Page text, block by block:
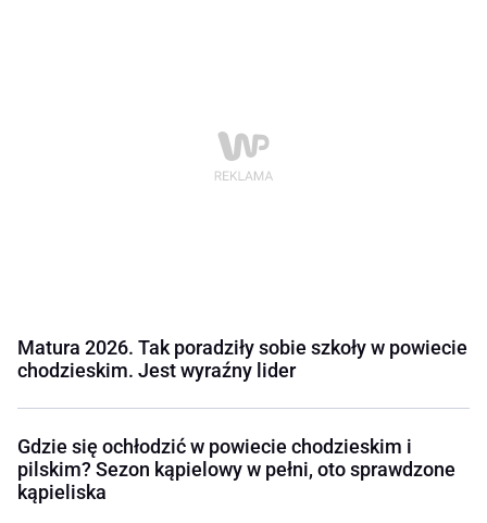
Matura 2026. Tak poradziły sobie szkoły w powiecie
chodzieskim. Jest wyraźny lider
Gdzie się ochłodzić w powiecie chodzieskim i
pilskim? Sezon kąpielowy w pełni, oto sprawdzone
kąpieliska